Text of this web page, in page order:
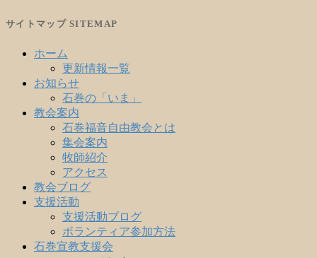
サイトマップ SITEMAP
ホーム
更新情報一覧
お知らせ
石巻の「いま」
教会案内
石巻福音自由教会とは
集会案内
牧師紹介
アクセス
教会ブログ
支援活動
支援活動ブログ
ボランティア参加方法
石巻宣教支援会